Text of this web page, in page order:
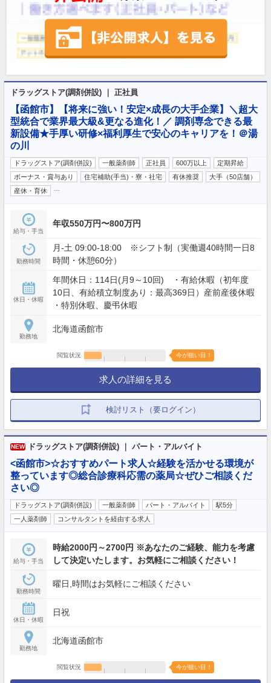
ドラッグストア(調剤併設) ｜ 正社員
【函館市】【将来に強い！安定×成長の大手企業】＼超大
型統合で業界最大級&更なる進化！／ 調剤専念できる最
新設備★手厚い研修×福利厚生で安心のキャリアを！＠湯
の川
ドラッグストア(調剤併設) 一般薬剤師 正社員 600万以上
定期昇給
ボーナス・賞与あり
住宅補助(手当)・寮・社宅 有休推奨
大手（50店舗）
産休・育休
給与・手当
年収550万円〜800万円
勤務時間
月-土 09:00-18:00 ※シフト制（実働週40時間一日8
時間・休憩60分）
休日・休暇
年間休日：114日(月9～10回) ・有給休暇（初年度
10日、有給積立制度あり：最高369日）産前産後休暇
・特別休暇、慶弔休暇
勤務地
北海道函館市
閲覧状況 今が狙い目！
求人の詳細を見る
検討リスト（要ログイン）
NEW ドラッグストア(調剤併設) ｜ パート・アルバイト
<函館市>☆おすすめパート求人☆経験を活かせる環境が
整っています◎総合診療科応需の薬局☆ぜひご相談くだ
さい◎
ドラッグストア(調剤併設) 一般薬剤師 パート・アルバイト
駅5分
一人薬剤師
コンサルタントを経由する求人
給与・手当
時給2000円～2700円 ※あなたのご経験、能力を考慮
して決定いたします。お気軽にご相談ください！
勤務時間
曜日,時間はお気軽にご相談ください
休日・休暇
日祝
勤務地
北海道函館市
閲覧状況 今が狙い目！